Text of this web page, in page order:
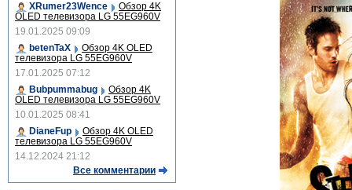
XRumer23Wence
Обзор 4K
OLED телевизора LG 55EG960V
19.01.2025 09:09
betenTaX
Обзор 4K OLED
телевизора LG 55EG960V
17.01.2025 07:12
Bubpummabug
Обзор 4K
OLED телевизора LG 55EG960V
10.01.2025 08:41
DianeFup
Обзор 4K OLED
телевизора LG 55EG960V
14.12.2024 21:12
Все комментарии